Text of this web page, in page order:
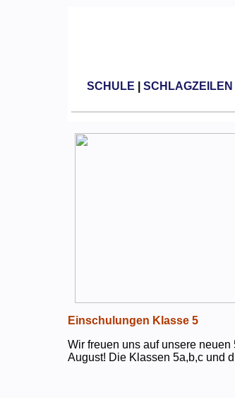
SCHULE SCHLAGZEILEN
Einschulungen Klasse 5
Wir freuen uns auf unsere
August! Die Klassen 5a,b,c und